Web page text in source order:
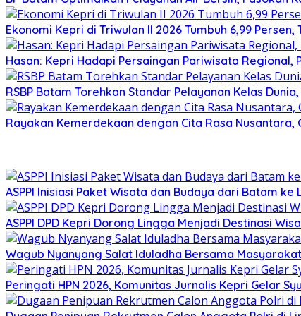
Ekonomi Kepri di Triwulan II 2026 Tumbuh 6,99
Hasan: Kepri Hadapi Persaingan Pariwisata Regional,
RSBP Batam Torehkan Standar Pelayanan Kelas
Rayakan Kemerdekaan dengan Cita Rasa
ASPPI Inisiasi Paket Wisata dan Budaya dari Batam ke
ASPPI DPD Kepri Dorong Lingga Menjadi Destinasi
Wagub Nyanyang Salat Iduladha Bersama
Peringati HPN 2026, Komunitas Jurnalis Kepri Gelar